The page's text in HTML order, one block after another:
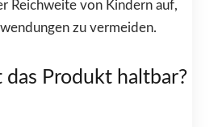
Reichweite von Kindern auf,
zu vermeiden.
Produkt haltbar?